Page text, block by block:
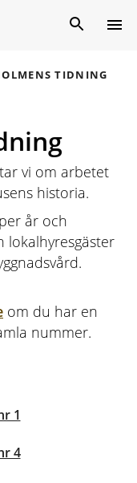
TIDNING
vi om arbetet
historia.
år och
lokalhyresgäster
om du har en
nummer.
1
4